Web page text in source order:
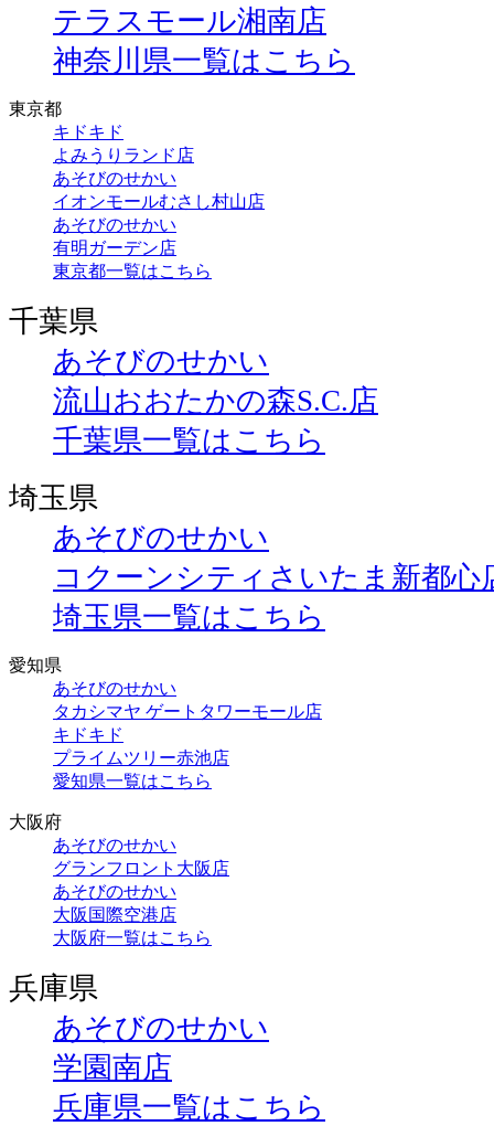
テラスモール湘南店
神奈川県一覧はこちら
東京都
キドキド
よみうりランド店
あそびのせかい
イオンモールむさし村山店
あそびのせかい
有明ガーデン店
東京都一覧はこちら
千葉県
あそびのせかい
流山おおたかの森S.C.店
千葉県一覧はこちら
埼玉県
あそびのせかい
コクーンシティさいたま新都心
埼玉県一覧はこちら
愛知県
あそびのせかい
タカシマヤ ゲートタワーモール店
キドキド
プライムツリー赤池店
愛知県一覧はこちら
大阪府
あそびのせかい
グランフロント大阪店
あそびのせかい
大阪国際空港店
大阪府一覧はこちら
兵庫県
あそびのせかい
学園南店
兵庫県一覧はこちら